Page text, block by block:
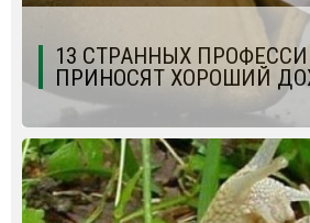
13 СТРАННЫХ
ПРИНОСЯТ ХОРОШИЙ